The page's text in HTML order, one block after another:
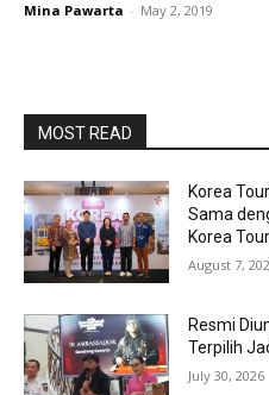
Mina Pawarta - May 2, 2019
MOST READ
Korea
Sama
Korea
August 7,
Resmi
Terpilih
July 30, 2026